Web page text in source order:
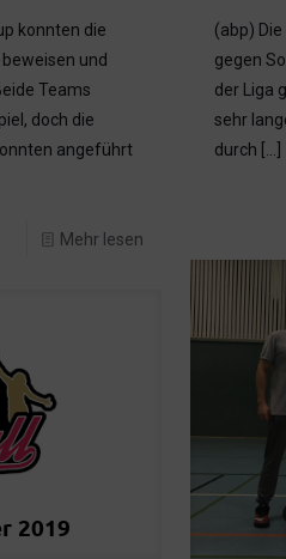
konnten die
und
Teams
doch die
angeführt
Mehr lesen
(abp)
gegen
der Liga
sehr
durch […]